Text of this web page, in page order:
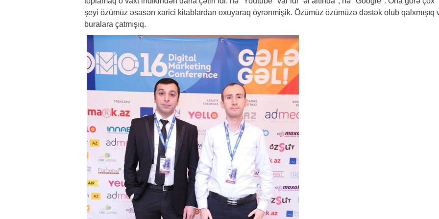
şeyi özümüz əsasən xarici kitablardan oxuyaraq öyrənmişik. Özümüz özümüzə dəstək olub qalxmışıq
buralara çatmışıq.